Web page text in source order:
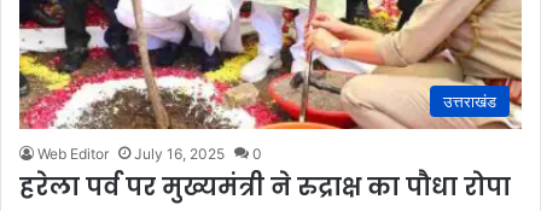
उत्तराखंड
Web Editor July 16, 2025 0
हरेला पर्व पर मुख्यमंत्री ने रुद्राक्ष का पौधा रोपा